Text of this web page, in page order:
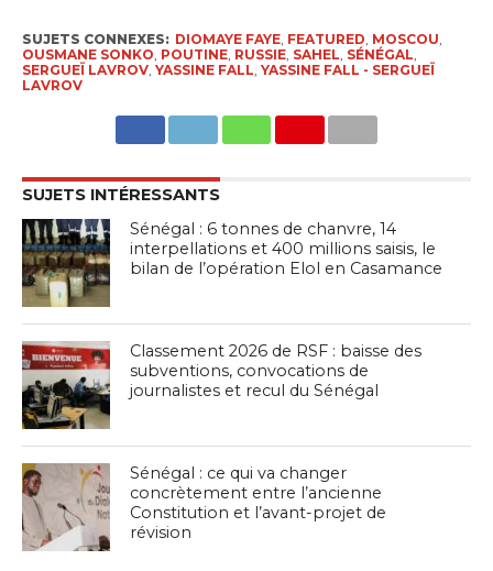
SUJETS CONNEXES: DIOMAYE FAYE, FEATURED MOSCOU
OUSMANE SONKO POUTINE, RUSSIE, SAHEL SÉNÉGAL
SERGUEÏ LAVROV, YASSINE FALL YASSINE FALL - SERGUEÏ
LAVROV
SUJETS INTÉRESSANTS
Sénégal : 6 tonnes de chanvre, 14
interpellations et 400 millions saisis, le
bilan de l’opération Elol en Casamance
Classement 2026 de RSF : baisse des
subventions, convocations de
journalistes et recul du Sénégal
Sénégal : ce qui va changer
concrètement entre l’ancienne
Constitution et l’avant-projet de
révision